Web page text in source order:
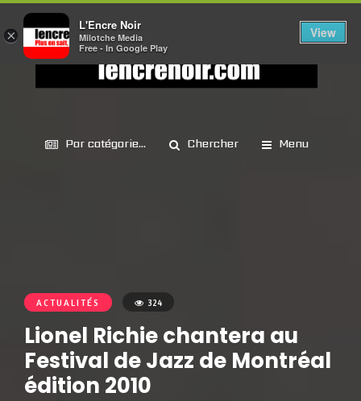
Par catégorie... Chercher Menu
ACTUALITÉS 324
Lionel Richie chantera au
Festival de Jazz de Montréal
édition 2010
×
L'Encre Noir
Milotche Media
Free - In Google Play
View